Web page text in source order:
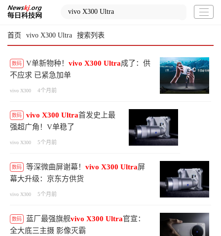
首页 vivo X300 Ultra 搜索列表
数码 V单新物种！ vivo X300 Ultra成了：供
不应求 已紧急加单
vivo X300 4个月前
数码 vivo X300 Ultra首发史上最
强超广角！V单稳了
vivo X300 5个月前
数码 等深微曲屏谢幕！ vivo X300 Ultra屏
幕大升级：京东方供货
vivo X300 5个月前
数码 蓝厂最强旗舰vivo X300 Ultra官宣：
全大底三主摄 影像灭霸